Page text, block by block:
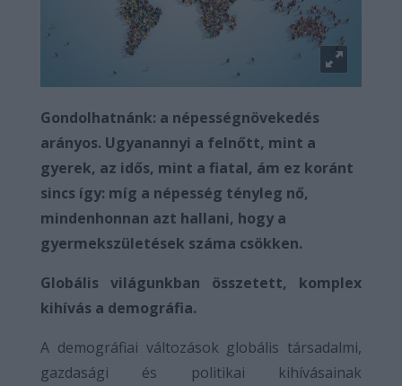
Gondolhatnánk: a népességnövekedés
arányos. Ugyanannyi a felnőtt, mint a
gyerek, az idős, mint a fiatal, ám ez koránt
sincs így: míg a népesség tényleg nő,
mindenhonnan azt hallani, hogy a
gyermekszületések száma csökken.
Globális világunkban összetett, komplex
kihívás a demográfia.
A demográfiai változások globális társadalmi,
gazdasági és politikai kihívásainak